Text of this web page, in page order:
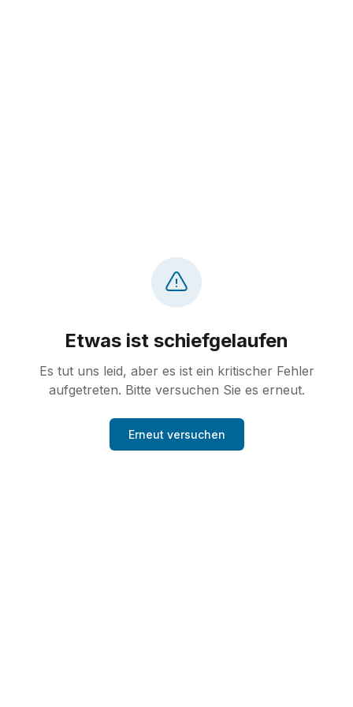
Etwas ist schiefgelaufen
Es tut uns leid, aber es ist ein kritischer Fehler
aufgetreten. Bitte versuchen Sie es erneut.
Erneut versuchen